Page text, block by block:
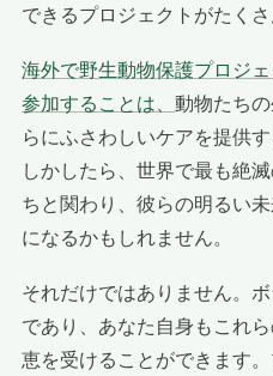
できるプロジェクトがたくさ
海外で野生動物保護プロジ
参加することは、 動物たち
らにふさわしいケアを提供
しかしたら、世界で最も絶
ちと関わり、彼らの明るい
になるかもしれません。
それだけではありません。
であり、あなた自身もこれ
恵を受けることができます